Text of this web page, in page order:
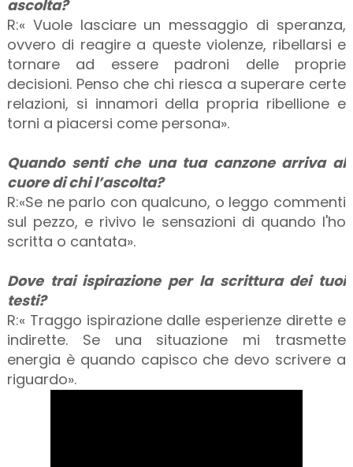
ascolta?
R:« Vuole lasciare un messaggio di speranza,
ovvero di reagire a queste violenze, ribellarsi e
tornare ad essere padroni delle proprie
decisioni. Penso che chi riesca a superare certe
relazioni, si innamori della propria ribellione e
torni a piacersi come persona».
Quando senti che una tua canzone arriva al
cuore di chi l’ascolta?
R:«Se ne parlo con qualcuno, o leggo commenti
sul pezzo, e rivivo le sensazioni di quando l'ho
scritta o cantata».
Dove trai ispirazione per la scrittura dei tuoi
testi?
R:« Traggo ispirazione dalle esperienze dirette e
indirette. Se una situazione mi trasmette
energia è quando capisco che devo scrivere a
riguardo».